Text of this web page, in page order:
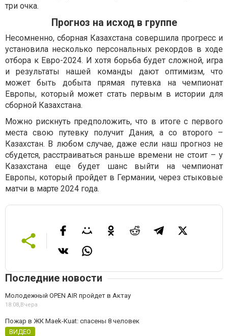
три очка.
Прогноз на исход в группе
Несомненно, сборная Казахстана совершила прогресс и
установила несколько персональных рекордов в ходе
отбора к Евро-2024. И хотя борьба будет сложной, игра
и результаты нашей команды дают оптимизм, что
может быть добыта прямая путевка на чемпионат
Европы, который может стать первым в истории для
сборной Казахстана.
Можно рискнуть предположить, что в итоге с первого
места свою путевку получит Дания, а со второго –
Казахстан. В любом случае, даже если наш прогноз не
сбудется, расстраиваться раньше времени не стоит – у
Казахстана еще будет шанс выйти на чемпионат
Европы, который пройдет в Германии, через стыковые
матчи в марте 2024 года.
Последние новости
Молодежный OPEN AIR пройдет в Актау
18:08,Вчера
Пожар в ЖК Maek-Kuat: спасены 8 человек
ВИДЕО